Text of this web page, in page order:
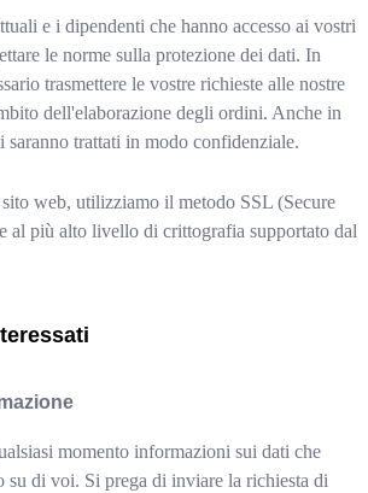
e i dipendenti che hanno accesso ai vostri
le norme sulla protezione dei dati. In
trasmettere le vostre richieste alle nostre
dell'elaborazione degli ordini. Anche in
saranno trattati in modo confidenziale.
web, utilizziamo il metodo SSL (Secure
al più alto livello di crittografia supportato dal
momento informazioni sui dati che
su di voi. Si prega di inviare la richiesta di